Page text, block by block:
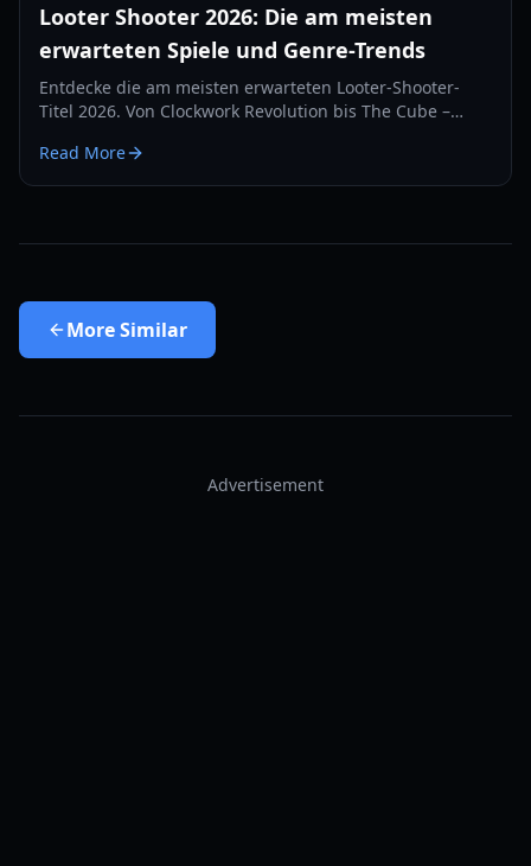
Looter Shooter 2026: Die am meisten
erwarteten Spiele und Genre-Trends
Entdecke die am meisten erwarteten Looter-Shooter-
Titel 2026. Von Clockwork Revolution bis The Cube –
ausrüstungsbasierten Kampfes.
Read More
MoreSimilar
Advertisement